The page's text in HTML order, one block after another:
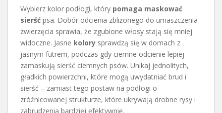
Wybierz kolor podłogi, który pomaga maskować
sierść psa. Dobór odcienia zbliżonego do umaszczenia
zwierzęcia sprawia, że zgubione włosy stają się mniej
widoczne. Jasne kolory sprawdzą się w domach z
jasnym futrem, podczas gdy ciemne odcienie lepiej
zamaskują sierść ciemnych psów. Unikaj jednolitych,
gładkich powierzchni, które mogą uwydatniać brud i
sierść – zamiast tego postaw na podłogi o
zróżnicowanej strukturze, które ukrywają drobne rysy i
zabrudzenia bardziej efektywnie.